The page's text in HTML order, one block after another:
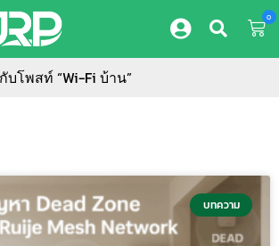
0
บโพสท์ “Wi-Fi บ้าน”
บทความ